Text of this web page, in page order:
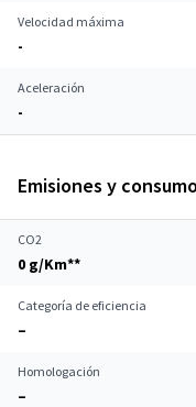
Velocidad máxima
-
Aceleración
-
Emisiones y
CO2
0 g/Km**
Categoría de eficiencia
–
Homologación
–